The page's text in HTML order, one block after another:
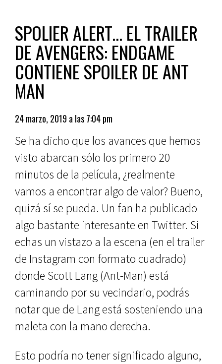
SPOLIER ALERT… EL TRAILER
DE AVENGERS: ENDGAME
CONTIENE SPOILER DE ANT
MAN
24 marzo, 2019 a las 7:04 pm
Se ha dicho que los avances que hemos
visto abarcan sólo los primero 20
minutos de la película, ¿realmente
vamos a encontrar algo de valor? Bueno,
quizá sí se pueda. Un fan ha publicado
algo bastante interesante en Twitter. Si
echas un vistazo a la escena (en el trailer
de Instagram con formato cuadrado)
donde Scott Lang (Ant-Man) está
caminando por su vecindario, podrás
notar que de Lang está sosteniendo una
maleta con la mano derecha.
Esto podría no tener significado alguno,